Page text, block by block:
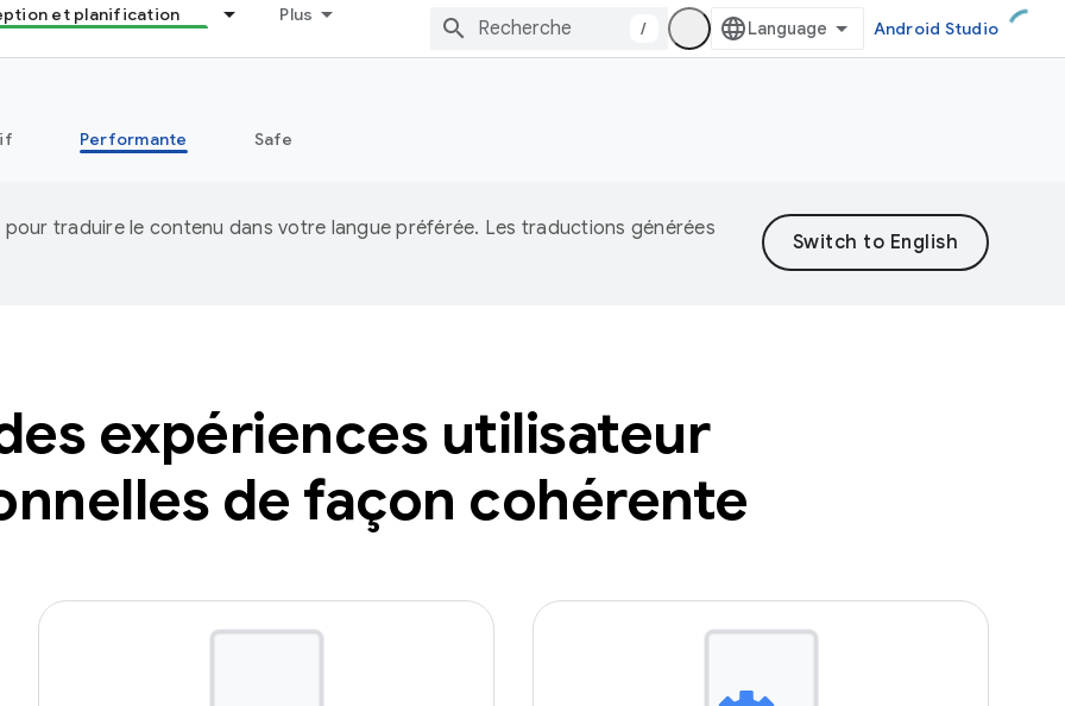
et planification Plus
/ Android Studio
Performante Safe
traduire le contenu dans votre langue préférée. Les traductions générées
expériences utilisateur
de façon cohérente